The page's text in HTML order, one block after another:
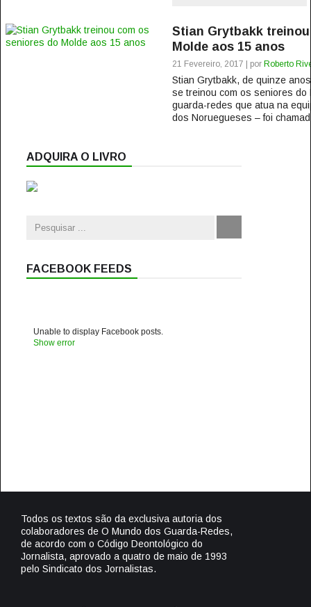
Stian Grytbakk
Molde aos 15 anos
21 Fevereiro, 2017 | por Roberto
Stian Grytbakk, de quinze
se treinou com os seniores do
guarda-redes que atua na
dos Noruegueses – foi
ADQUIRA O LIVRO
FACEBOOK FEEDS
Unable to display Facebook posts.
Show error
Todos os textos são da exclusiva autoria dos
colaboradores de O Mundo dos Guarda-Redes,
de acordo com o Código Deontológico do
Jornalista, aprovado a quatro de maio de 1993
pelo Sindicato dos Jornalistas.